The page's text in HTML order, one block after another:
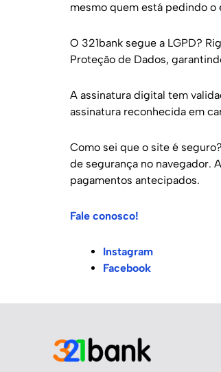
mesmo quem está pedindo
O 321bank segue a LGPD?
Proteção de Dados,
A assinatura digital tem
assinatura reconhecida em
Como sei que o site é
de segurança no navegador.
pagamentos antecipados.
Fale conosco!
Instagram
Facebook